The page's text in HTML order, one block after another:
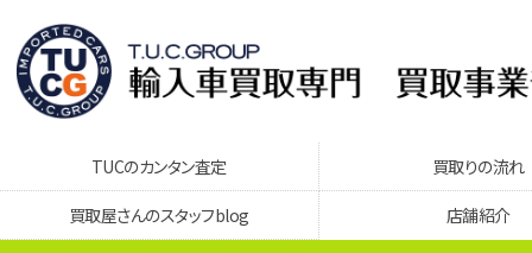
TUCのカンタン査定 買取りの流れ
買取屋さんのスタッフblog 店舗紹介